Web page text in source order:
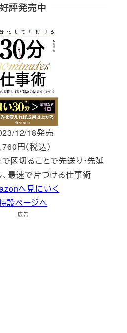
好評発売中
12/18発売
円（税込）
区切ることで先送り・先延
、最速で片づける仕事術
へ見にいく
設ページへ
広告